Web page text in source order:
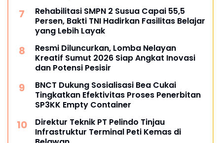
Rehabilitasi SMPN 2 Susua Capai 55,5
Persen, Bakti TNI Hadirkan Fasilitas Belajar
yang Lebih Layak
Resmi Diluncurkan, Lomba Nelayan
Kreatif Sumut 2026 Siap Angkat Inovasi
dan Potensi Pesisir
BNCT Dukung Sosialisasi Bea Cukai
Tingkatkan Efektivitas Proses Penerbitan
SP3KK Empty Container
Direktur Teknik PT Pelindo Tinjau
Infrastruktur Terminal Peti Kemas di